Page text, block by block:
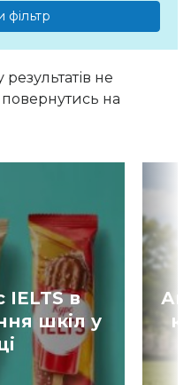
фільтр
не
на
IELTS в
шкіл у